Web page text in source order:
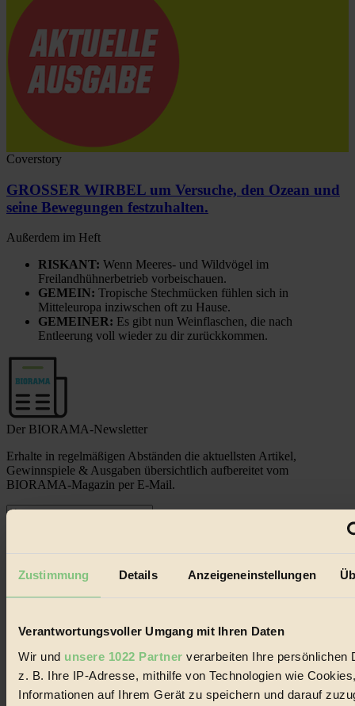
Zustimmung Details Anzeigeneinstellungen
Verantwortungsvoller Umgang mit Ihren Daten
Wir und unsere 1022 Partner verarbeiten Ihre persönlichen
z. B. Ihre IP-Adresse, mithilfe von Technologien wie
Informationen auf Ihrem Gerät zu speichern und darauf
Coverstory
GROSSER WIRBEL um Versuche, den Ozean und
seine Bewegungen festzuhalten.
Außerdem im Heft
RISKANT: Wenn Meeres- und Wildvögel im
Freilandhühnerbetrieb vorbeischauen.
GEMEIN: Tropische Stechmücken fühlen sich in
Mitteleuropa inziwschen oft zu Hause.
GEMEINER: Es gibt nun Weinflaschen, die nach
Entleerung voll wieder zu dir zurückkommen.
Der BIORAMA-Newsletter
Erhalte in regelmäßigen Abständen die aktuellsten Artikel,
Gewinnspiele & Ausgaben übersichtlich aufbereitet vom
BIORAMA-Magazin per E-Mail.
Impressum & Disclaimer
Mediadaten